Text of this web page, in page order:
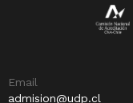
Email
admision@udp.cl